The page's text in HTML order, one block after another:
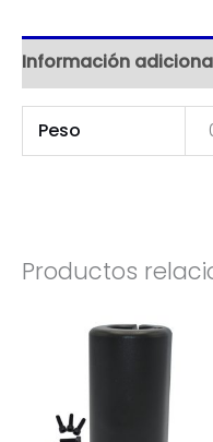
Información
Peso
Productos